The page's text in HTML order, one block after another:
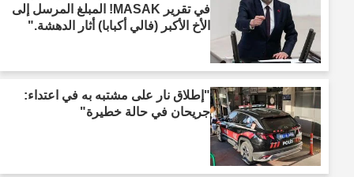
في تقرير MASAK! المبلغ المرسل إلى
الأخ الأكبر (فالي أكبابا) أثار الدهشة."
"إطلاق نار على مشتبه به في اعتداء:
جريحان في حالة خطيرة"